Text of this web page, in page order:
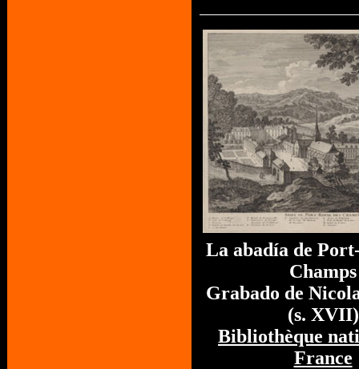
La abadía de
Champs
Grabado de
(s. XVII)
Bibliothèque
France